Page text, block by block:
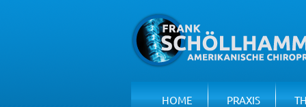
HOME PRAXIS